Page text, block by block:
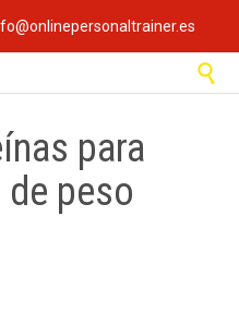

para
de peso